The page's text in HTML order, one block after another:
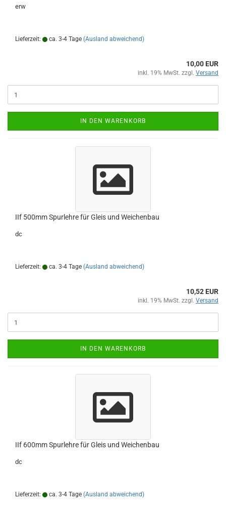
erw
Lieferzeit: ca. 3-4 Tage (Ausland abweichend)
10,00 EUR
inkl. 19% MwSt. zzgl. Versand
IN DEN WARENKORB
IIf 500mm Spurlehre für Gleis und Weichenbau
dc
Lieferzeit: ca. 3-4 Tage (Ausland abweichend)
10,52 EUR
inkl. 19% MwSt. zzgl. Versand
IN DEN WARENKORB
IIf 600mm Spurlehre für Gleis und Weichenbau
dc
Lieferzeit: ca. 3-4 Tage (Ausland abweichend)